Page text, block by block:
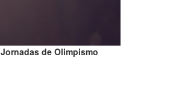
Jornadas de Olimpismo